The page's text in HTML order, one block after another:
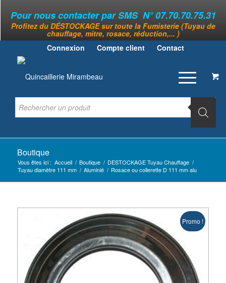
Pour nous contacter par SMS N° 07.70.70.75.31
Profitez du DÉSTOCKAGE sur toute la Fumisterie (Tuyau de
chauffage, mitre, rosace, réduction,... )
Connexion
Compte client Contact
Boutique
Vous êtes ici : Accueil / Boutique / DESTOCKAGE Tuyau Chauffage /
Tuyau diamètre 111 mm / Aluminié / Rosace ou collerette D 111 mm alu
Promo !